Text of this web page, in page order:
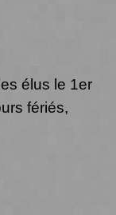
élus le 1er
fériés,